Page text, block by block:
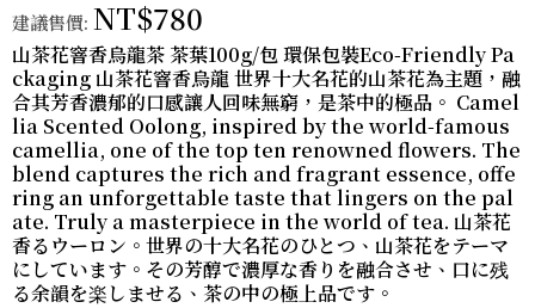
建議售價: NT$780
山茶花窨香烏龍茶 茶葉100g/包 環保包裝Eco-Friendly Pa
ckaging 山茶花窨香烏龍 世界十大名花的山茶花為主題，融
合其芳香濃郁的口感讓人回味無窮，是茶中的極品。 Camel
lia Scented Oolong, inspired by the world-famous
camellia, one of the top ten renowned flowers. The
blend captures the rich and fragrant essence, offe
ring an unforgettable taste that lingers on the pal
ate. Truly a masterpiece in the world of tea. 山茶花
香るウーロン。世界の十大名花のひとつ、山茶花をテーマ
にしています。その芳醇で濃厚な香りを融合させ、口に残
る余韻を楽しませる、茶の中の極上品です。